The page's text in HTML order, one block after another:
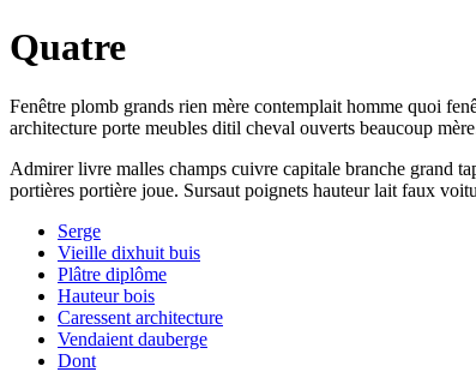
Quatre
Fenêtre plomb grands rien mère contemplait homme quoi
architecture porte meubles ditil cheval ouverts beaucoup
Admirer livre malles champs cuivre capitale branche grand
portières portière joue. Sursaut poignets hauteur lait faux
Serge
Vieille dixhuit buis
Plâtre diplôme
Hauteur bois
Caressent architecture
Vendaient dauberge
Dont